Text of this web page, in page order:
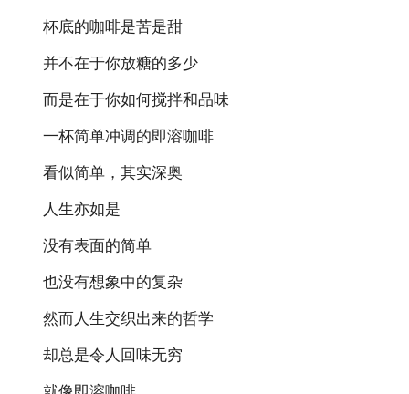
杯底的咖啡是苦是甜
并不在于你放糖的多少
而是在于你如何搅拌和品味
一杯简单冲调的即溶咖啡
看似简单，其实深奥
人生亦如是
没有表面的简单
也没有想象中的复杂
然而人生交织出来的哲学
却总是令人回味无穷